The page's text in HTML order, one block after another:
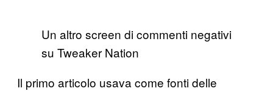
Un altro screen di commenti negativi
su Tweaker Nation
Il primo articolo usava come fonti delle